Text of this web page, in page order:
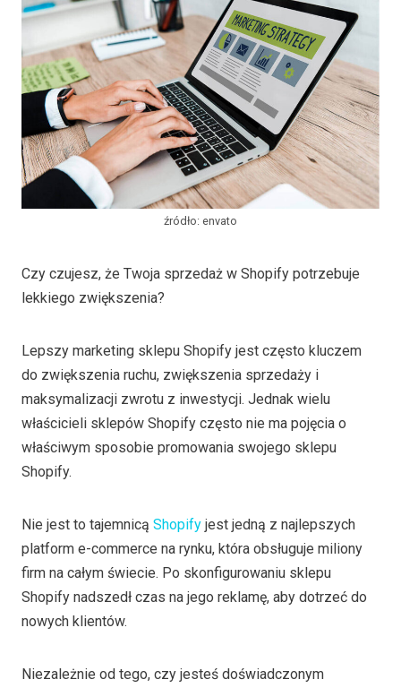
źródło: envato
Czy czujesz, że Twoja sprzedaż w Shopify potrzebuje
lekkiego zwiększenia?
Lepszy marketing sklepu Shopify jest często kluczem
do zwiększenia ruchu, zwiększenia sprzedaży i
maksymalizacji zwrotu z inwestycji. Jednak wielu
właścicieli sklepów Shopify często nie ma pojęcia o
właściwym sposobie promowania swojego sklepu
Shopify.
Nie jest to tajemnicą Shopify jest jedną z najlepszych
platform e-commerce na rynku, która obsługuje miliony
firm na całym świecie. Po skonfigurowaniu sklepu
Shopify nadszedł czas na jego reklamę, aby dotrzeć do
nowych klientów.
Niezależnie od tego, czy jesteś doświadczonym